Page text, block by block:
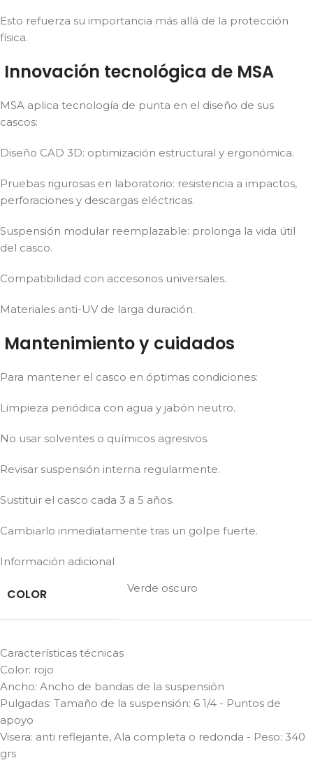
Esto refuerza su importancia más allá de la protección
física.
Innovación tecnológica de MSA
MSA aplica tecnología de punta en el diseño de sus
cascos:
Diseño CAD 3D: optimización estructural y ergonómica.
Pruebas rigurosas en laboratorio: resistencia a impactos,
perforaciones y descargas eléctricas.
Suspensión modular reemplazable: prolonga la vida útil
del casco.
Compatibilidad con accesorios universales.
Materiales anti-UV de larga duración.
Mantenimiento y cuidados
Para mantener el casco en óptimas condiciones:
Limpieza periódica con agua y jabón neutro.
No usar solventes o químicos agresivos.
Revisar suspensión interna regularmente.
Sustituir el casco cada 3 a 5 años.
Cambiarlo inmediatamente tras un golpe fuerte.
Información adicional
COLOR Verde oscuro
Características técnicas
Color: rojo
Ancho: Ancho de bandas de la suspensión
Pulgadas: Tamaño de la suspensión: 6 1/4 - Puntos de
apoyo
Visera: anti reflejante, Ala completa o redonda - Peso: 340
grs